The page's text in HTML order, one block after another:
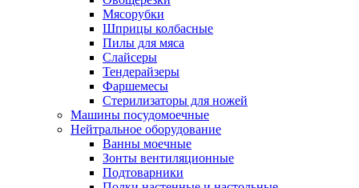
Мясорубки
Шприцы колбасные
Пилы для мяса
Слайсеры
Тендерайзеры
Фаршемесы
Стерилизаторы для ножей
Машины посудомоечные
Нейтральное оборудование
Ванны моечные
Зонты вентиляционные
Подтоварники